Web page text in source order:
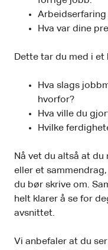
Hva var dine
Dette tar du med i et
Hva slags
hvorfor?
Hva ville du
Hvilke
Nå vet du altså at du
eller et
du bør skrive om.
helt klarer å se for
avsnittet.
Vi anbefaler at du